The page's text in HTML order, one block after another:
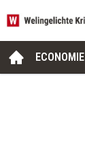
ECONOMIE